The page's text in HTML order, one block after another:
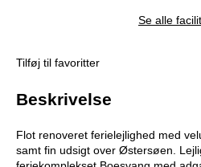
Se alle
Tilføj til favoritter
Beskrivelse
Flot renoveret ferielejlighed med
samt fin udsigt over Østersøen.